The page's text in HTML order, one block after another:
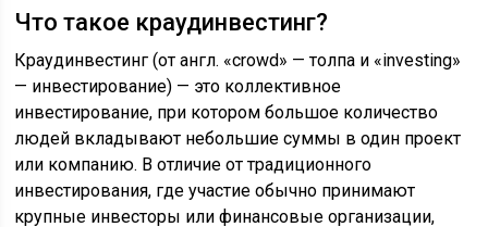
Что такое краудинвестинг?
Краудинвестинг (от англ. «crowd» — толпа и «investing»
— инвестирование) — это коллективное
инвестирование, при котором большое количество
людей вкладывают небольшие суммы в один проект
или компанию. В отличие от традиционного
инвестирования, где участие обычно принимают
крупные инвесторы или финансовые организации,